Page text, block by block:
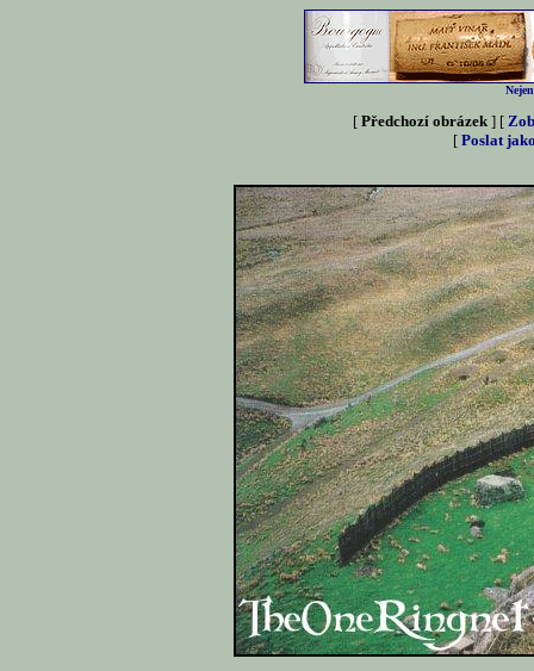
[ Předchozí obrázek ] [
[ Poslat